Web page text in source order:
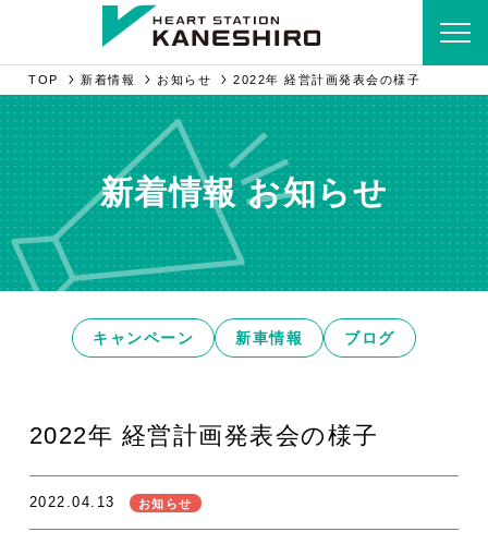
TOP 新着情報 お知らせ 2022年 経営計画発表会の様子
新着情報 お知らせ
キャンペーン 新車情報 ブログ
2022年 経営計画発表会の様子
2022.04.13 お知らせ